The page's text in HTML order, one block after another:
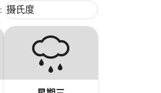
: Weather unit option 摄氏度
摄氏度
keyboard_arrow_down